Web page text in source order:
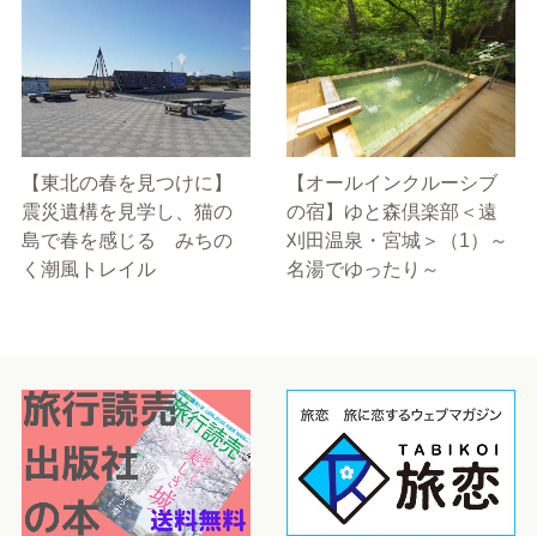
【東北の春を見つけに】
震災遺構を見学し、猫の
島で春を感じる みちの
く潮風トレイル
【オールインクルーシブ
の宿】ゆと森倶楽部＜遠
刈田温泉・宮城＞（1）～
名湯でゆったり～